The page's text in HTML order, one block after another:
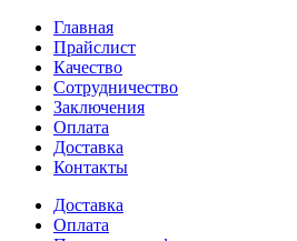
Главная
Прайслист
Качество
Сотрудничество
Заключения
Оплата
Доставка
Контакты
Доставка
Оплата